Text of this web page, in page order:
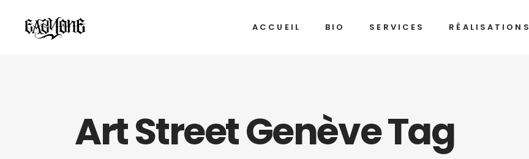
ACCUEIL BIO SERVICES RÉALISATIONS
Art Street Genève Tag